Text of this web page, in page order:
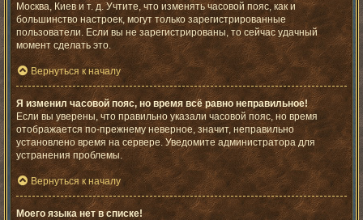
Москва, Киев и т. д. Учтите, что изменять часовой пояс, как и
большинство настроек, могут только зарегистрированные
пользователи. Если вы не зарегистрированы, то сейчас удачный
момент сделать это.
Вернуться к началу
Я изменил часовой пояс, но время всё равно неправильное!
Если вы уверены, что правильно указали часовой пояс, но время
отображается по-прежнему неверное, значит, неправильно
установлено время на сервере. Уведомите администратора для
устранения проблемы.
Вернуться к началу
Моего языка нет в списке!